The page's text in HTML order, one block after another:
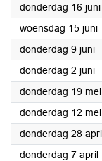
donderdag 16 juni
woensdag 15 juni
donderdag 9 juni
donderdag 2 juni
donderdag 19 mei
donderdag 12 mei
donderdag 28
donderdag 7 april